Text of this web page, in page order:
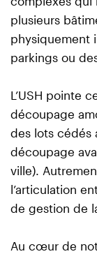
plusieurs
physiquement
parkings ou
L’USH pointe
découpage
des lots cédés
découpage
ville).
l’articulation
de gestion de
Au cœur de